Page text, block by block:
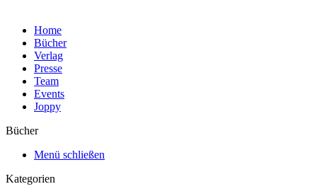
Home
Bücher
Verlag
Presse
Team
Events
Joppy
Bücher
Menü schließen
Kategorien